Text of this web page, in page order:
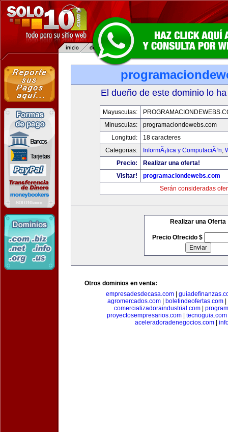
El dueño de este dominio lo
Mayusculas:
Minusculas:
programaciondewebs.com
Longitud:
18 caracteres
Categorias:
InformÃ¡tica y ComputaciÃ³n,
Precio:
Realizar una oferta!
Visitar!
programaciondewebs.com
Serán consideradas
Realizar una Oferta
Precio Ofrecido $
Otros dominios en venta:
empresadesdecasa.com|
agromercados.com
boletindeofertas.com
comercializadoraindustrial.com
proyectosempresarios.com
tecnoguia.com
aceleradoradenegocios.com